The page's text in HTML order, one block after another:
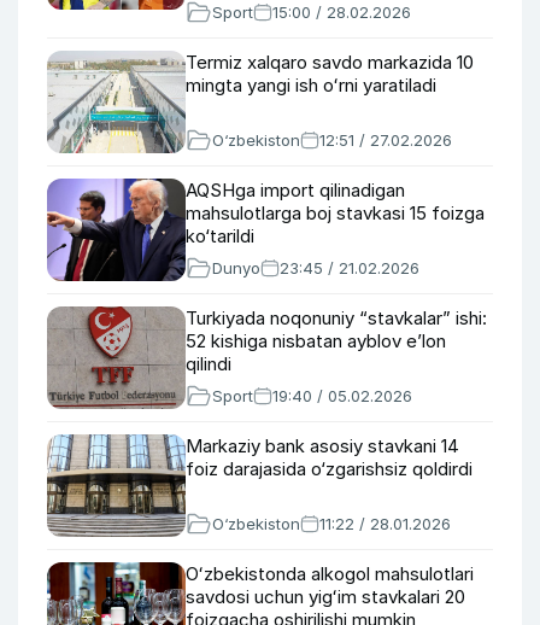
Sport 15:00 / 28.02.2026
Termiz xalqaro savdo markazida 10
mingta yangi ish oʻrni yaratiladi
O‘zbekiston 12:51 / 27.02.2026
AQSHga import qilinadigan
mahsulotlarga boj stavkasi 15 foizga
ko‘tarildi
Dunyo 23:45 / 21.02.2026
Turkiyada noqonuniy “stavkalar” ishi:
52 kishiga nisbatan ayblov e’lon
qilindi
Sport 19:40 / 05.02.2026
Markaziy bank asosiy stavkani 14
foiz darajasida o‘zgarishsiz qoldirdi
O‘zbekiston 11:22 / 28.01.2026
Oʻzbekistonda alkogol mahsulotlari
savdosi uchun yigʻim stavkalari 20
foizgacha oshirilishi mumkin